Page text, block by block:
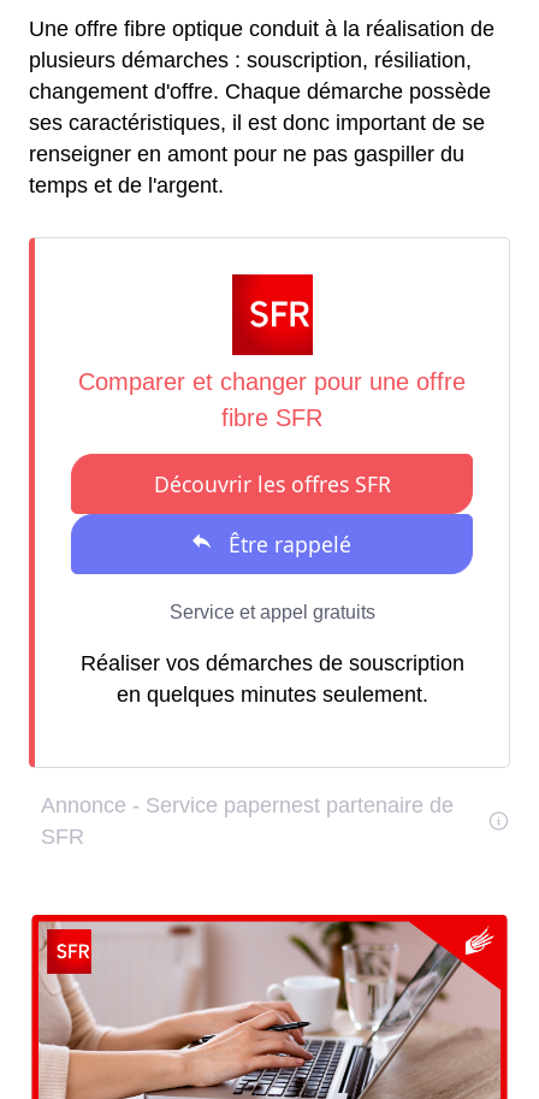
Une offre fibre optique conduit à la réalisation de
plusieurs démarches : souscription, résiliation,
changement d'offre. Chaque démarche possède
ses caractéristiques, il est donc important de se
renseigner en amont pour ne pas gaspiller du
temps et de l'argent.
Réaliser vos démarches de souscription
en quelques minutes seulement.